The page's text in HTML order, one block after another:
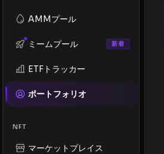
AMMプール
ミームプール 新着
ETFトラッカー
ポートフォリオ
NFT
マーケットプレイス